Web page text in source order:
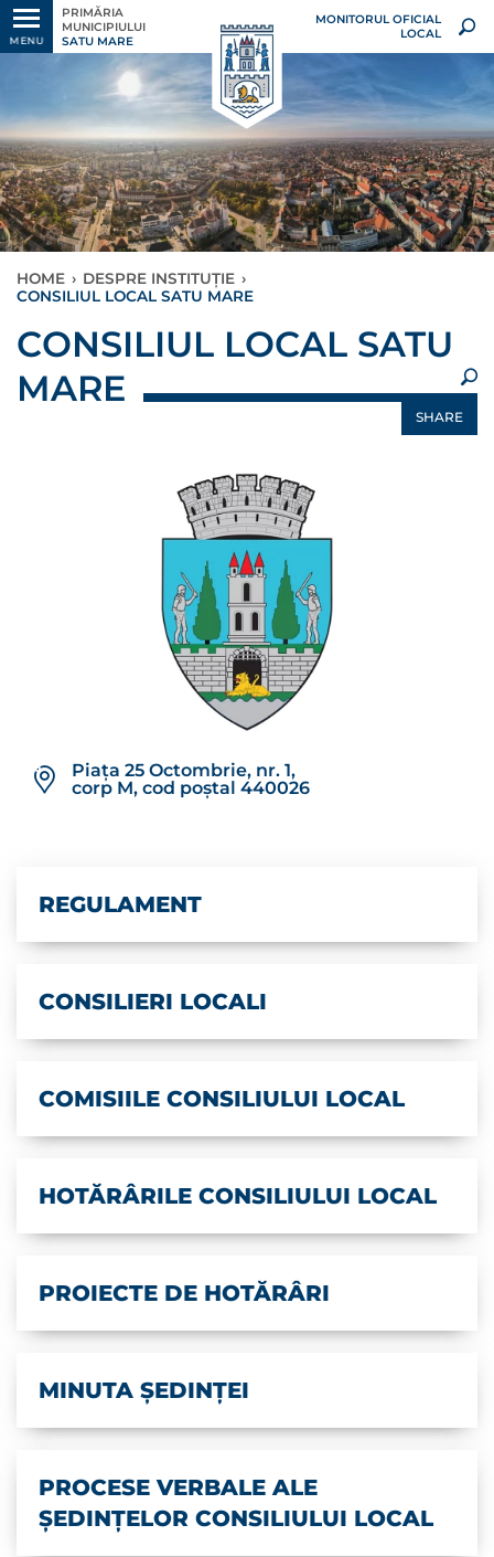
MENU
PRIMĂRIA
MUNICIPIULUI
SATU MARE
MONITORUL OFICIAL
LOCAL
HOME › DESPRE INSTITUȚIE ›
CONSILIUL LOCAL SATU MARE
CONSILIUL LOCAL SATU
MARE
SHARE
Piața 25 Octombrie, nr. 1,
corp M, cod poștal 440026
REGULAMENT
CONSILIERI LOCALI
COMISIILE CONSILIULUI LOCAL
HOTĂRÂRILE CONSILIULUI LOCAL
PROIECTE DE HOTĂRÂRI
MINUTA ȘEDINȚEI
PROCESE VERBALE ALE
ȘEDINȚELOR CONSILIULUI LOCAL